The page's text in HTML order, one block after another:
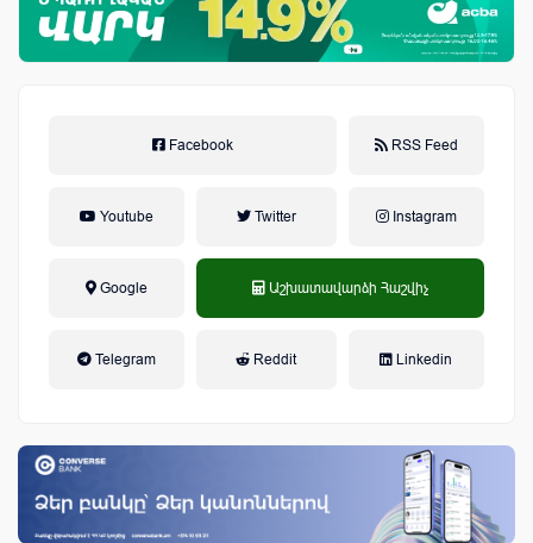
Facebook RSS Feed
Youtube Twitter Instagram
Google Աշխատավարձի Հաշվիչ
Telegram Reddit Linkedin